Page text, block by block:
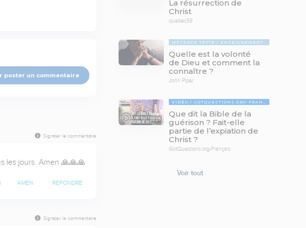
poster un commentaire
Signaler le commentaire
les jours. Amen 🙏🙏🙏
AMEN RÉPONDRE
Signaler le commentaire
La résurrection de
Christ
quebec59
MESSAGE TEXTE ENSEIGNEMENTS BIBLIQUES
Quelle est la volonté
de Dieu et comment la
connaître ?
John Piper
03:25
VIDÉO GOTQUESTIONS.ORG-FRANÇAIS
Que dit la Bible de la
guérison ? Fait-elle
partie de l’expiation de
Christ ?
GotQuestions.org-Français
Voir tout